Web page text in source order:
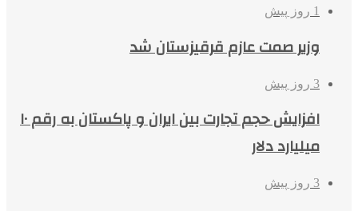
1 روز پیش
وزیر صمت عازم قرقیزستان شد
3 روز پیش
افزایش حجم تجارت بین ایران و پاکستان به رقم ۱۰
میلیارد دلار
3 روز پیش